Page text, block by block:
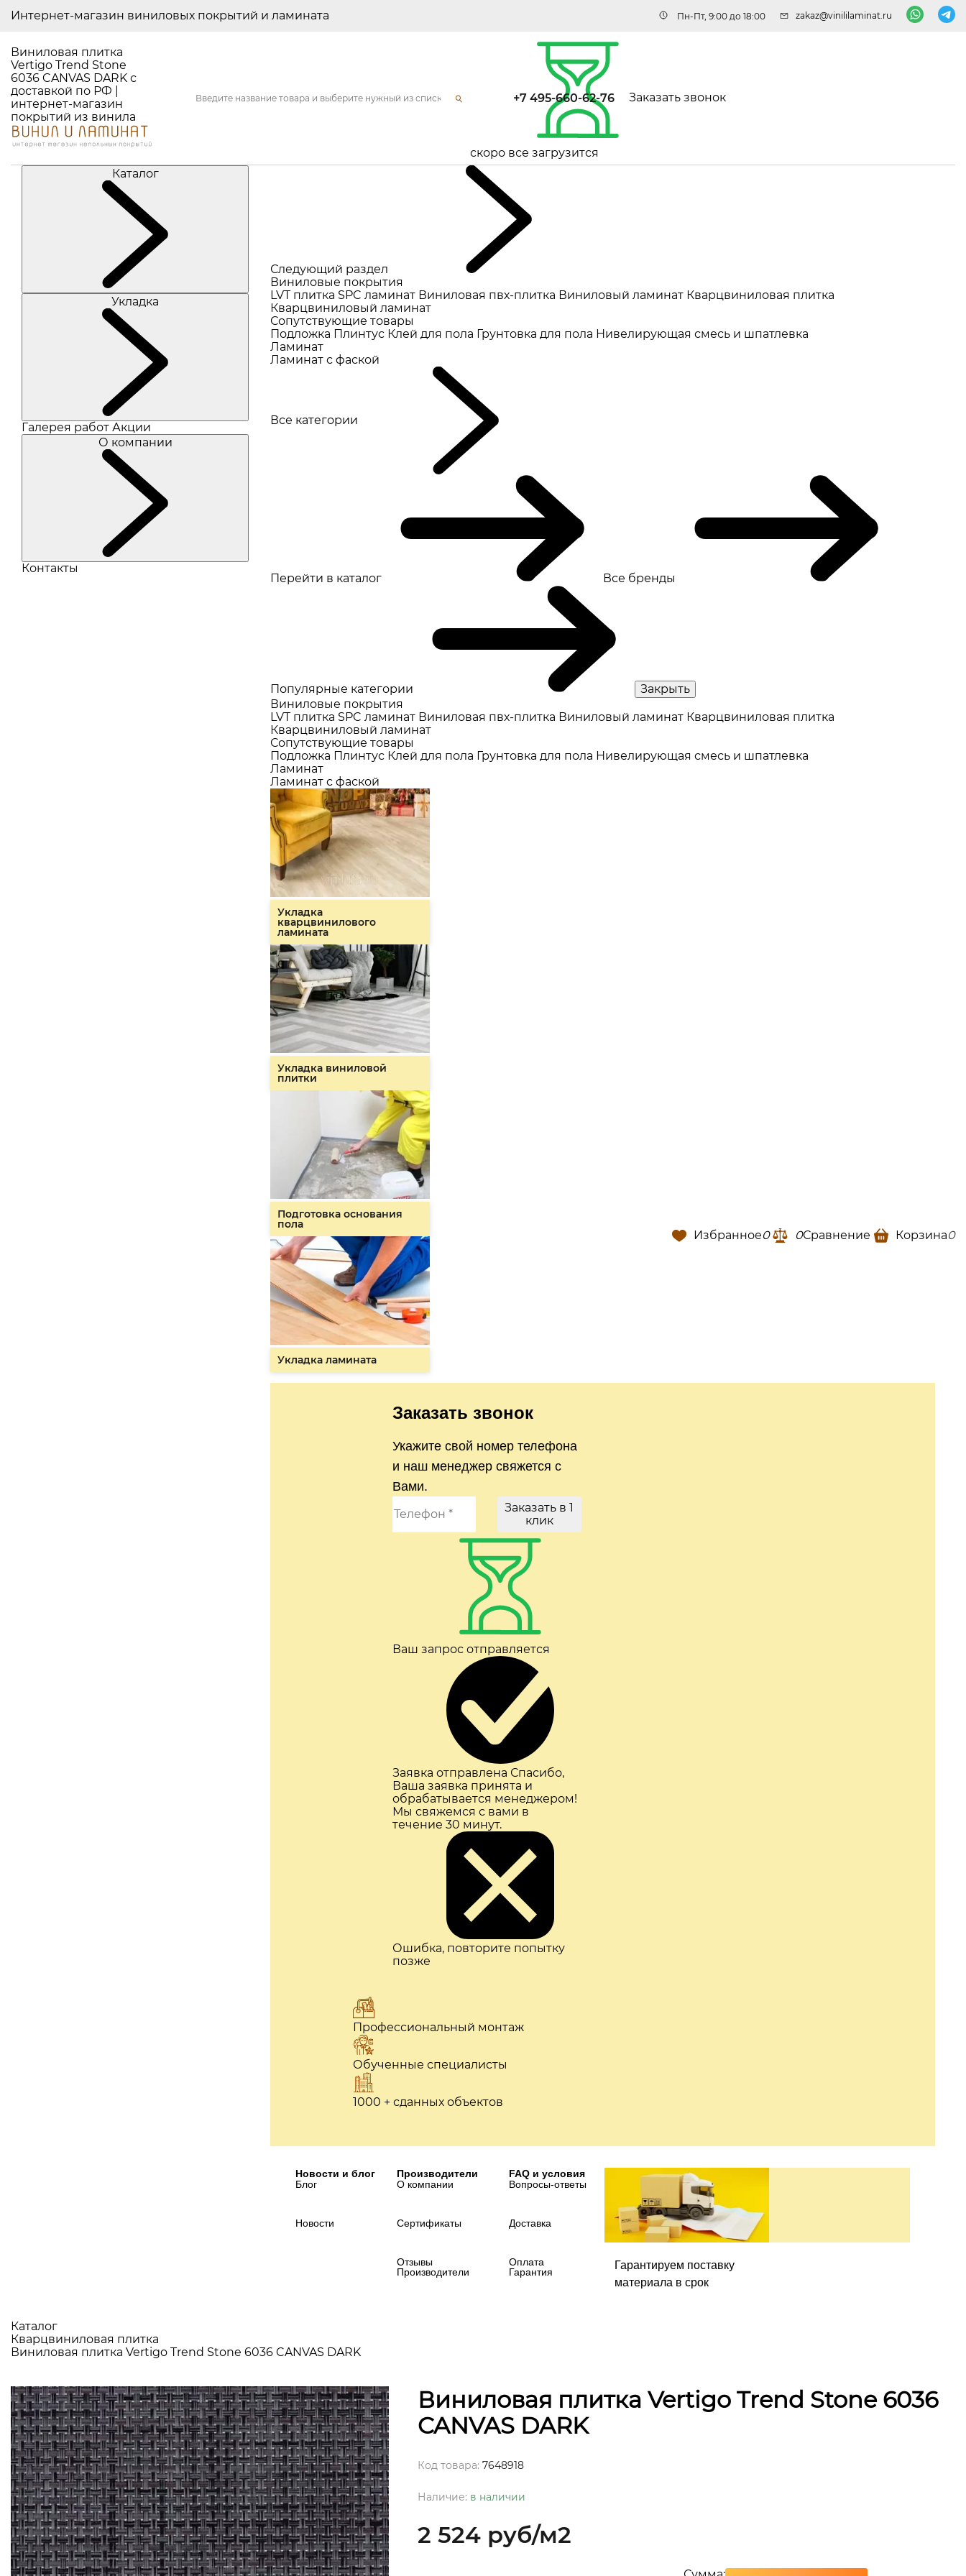
Интернет-магазин виниловых покрытий и ламината Пн-Пт, 9:00 до 18:00 zakaz@vinililaminat.ru
Виниловая плитка
Vertigo Trend Stone
6036 CANVAS DARK с
доставкой по РФ |
интернет-магазин
покрытий из винила
скоро все загрузится
+7 495-660-62-76 Заказать звонок
Каталог
Укладка
Галерея работ Акции
О компании
Контакты
Следующий раздел
Виниловые покрытия
LVT плитка SPC ламинат Виниловая пвх-плитка Виниловый ламинат Кварцвиниловая плитка
Кварцвиниловый ламинат
Сопутствующие товары
Подложка Плинтус Клей для пола Грунтовка для пола Нивелирующая смесь и шпатлевка
Ламинат
Ламинат с фаской
Все катeгории
Перейти в каталог Все бренды
Популярные категории
Закрыть
Виниловые покрытия
LVT плитка SPC ламинат Виниловая пвх-плитка Виниловый ламинат Кварцвиниловая плитка
Кварцвиниловый ламинат
Сопутствующие товары
Подложка Плинтус Клей для пола Грунтовка для пола Нивелирующая смесь и шпатлевка
Ламинат
Ламинат с фаской
Укладка
кварцвинилового
ламината
Укладка виниловой
плитки
Подготовка основания
пола
Укладка ламината
Заказать звонок
Укажите свой номер телефона
и наш менеджер свяжется с
Вами.
Заказать в 1
клик
Ваш запрос отправляется
Заявка отправлена Спасибо,
Ваша заявка принята и
обрабатывается менеджером!
Мы свяжемся с вами в
течение 30 минут.
Ошибка, повторите попытку
позже
Профессиональный монтаж
Обученные специалисты
1000 + сданных объектов
Новости и блог
Блог
Новости
Производители
О компании
Сертификаты
Отзывы
Производители
FAQ и условия
Вопросы-ответы
Доставка
Оплата
Гарантия
Гарантируем поставку
материала в срок
Избранное0 0Сравнение Корзина0
Каталог
Кварцвиниловая плитка
Виниловая плитка Vertigo Trend Stone 6036 CANVAS DARK
Виниловая плитка Vertigo Trend Stone 6036
CANVAS DARK
Код товара: 7648918
Наличие: в наличии
2 524 руб/м2